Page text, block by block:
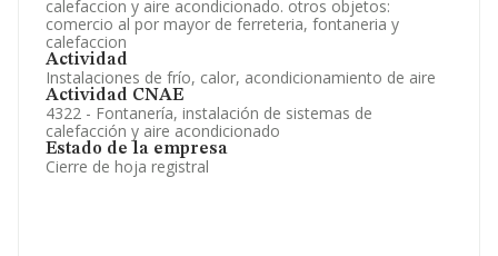
calefaccion y aire acondicionado. otros objetos:
comercio al por mayor de ferreteria, fontaneria y
calefaccion
Actividad
Instalaciones de frío, calor, acondicionamiento de aire
Actividad CNAE
4322 - Fontanería, instalación de sistemas de
calefacción y aire acondicionado
Estado de la empresa
Cierre de hoja registral